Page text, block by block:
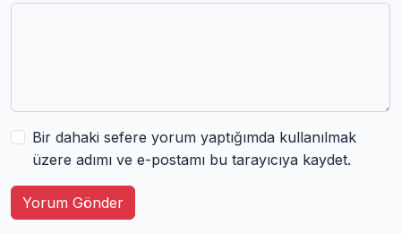
Bir dahaki sefere yorum yaptığımda kullanılmak
üzere adımı ve e-postamı bu tarayıcıya kaydet.
Yorum Gönder